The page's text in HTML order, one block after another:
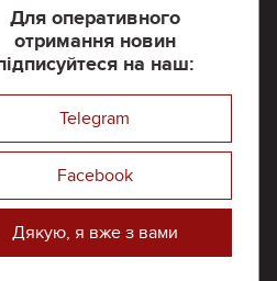
Для оперативного
отримання новин
на наш:
Telegram
Facebook
Дякую, я вже з вами
з письмово дозволу редакції.
усіх матеріалів, розміщених
які містять посилання на інші
видання, несе редакційна
на сайті
та підтримується